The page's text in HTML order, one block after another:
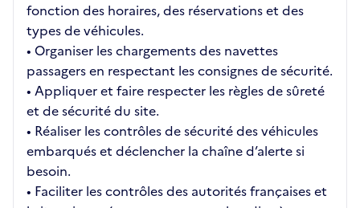
fonction des horaires, des réservations et des
types de véhicules.
• Organiser les chargements des navettes
passagers en respectant les consignes de sécurité.
• Appliquer et faire respecter les règles de sûreté
et de sécurité du site.
• Réaliser les contrôles de sécurité des véhicules
embarqués et déclencher la chaîne d’alerte si
besoin.
• Faciliter les contrôles des autorités françaises et